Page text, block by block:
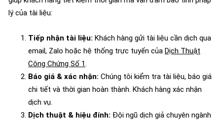
lý của tài liệu:
Tiếp nhận tài liệu: Khách hàng gửi tài liệu cần dịch qua
email, Zalo hoặc hệ thống trực tuyến của Dịch Thuật
Công Chứng Số 1.
Báo giá & xác nhận: Chúng tôi kiểm tra tài liệu, báo giá
chi tiết và thời gian hoàn thành. Khách hàng xác nhận
dịch vụ.
Dịch thuật & hiệu đính: Đội ngũ dịch giả chuyên ngành